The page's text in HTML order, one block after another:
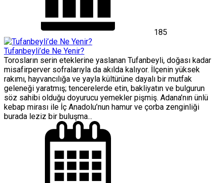
185
Tufanbeyli’de Ne Yenir?
Torosların serin eteklerine yaslanan Tufanbeyli, doğası kadar
misafirperver sofralarıyla da akılda kalıyor. İlçenin yüksek
rakımı, hayvancılığa ve yayla kültürüne dayalı bir mutfak
geleneği yaratmış; tencerelerde etin, bakliyatın ve bulgurun
söz sahibi olduğu doyurucu yemekler pişmiş. Adana’nın ünlü
kebap mirası ile İç Anadolu’nun hamur ve çorba zenginliği
burada leziz bir buluşma...